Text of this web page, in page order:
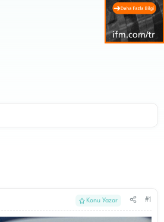
Konu Yazar #1